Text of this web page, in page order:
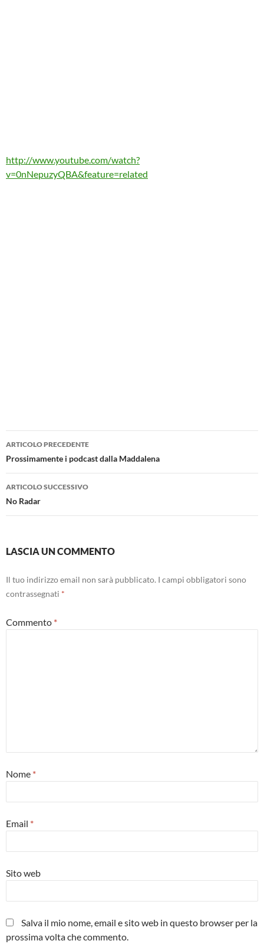
http://www.youtube.com/watch?
v=0nNepuzyQBA&feature=related
Navigazione
articolo
ARTICOLO PRECEDENTE
Prossimamente i podcast dalla Maddalena
ARTICOLO SUCCESSIVO
No Radar
LASCIA UN COMMENTO
Il tuo indirizzo email non sarà pubblicato. I campi obbligatori sono
contrassegnati *
Commento *
Nome *
Email *
Sito web
Salva il mio nome, email e sito web in questo browser per la
prossima volta che commento.